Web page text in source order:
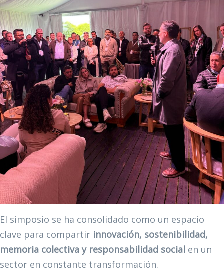
El simposio se ha consolidado como un espacio
clave para compartir innovación, sostenibilidad,
memoria colectiva y responsabilidad social en un
sector en constante transformación.